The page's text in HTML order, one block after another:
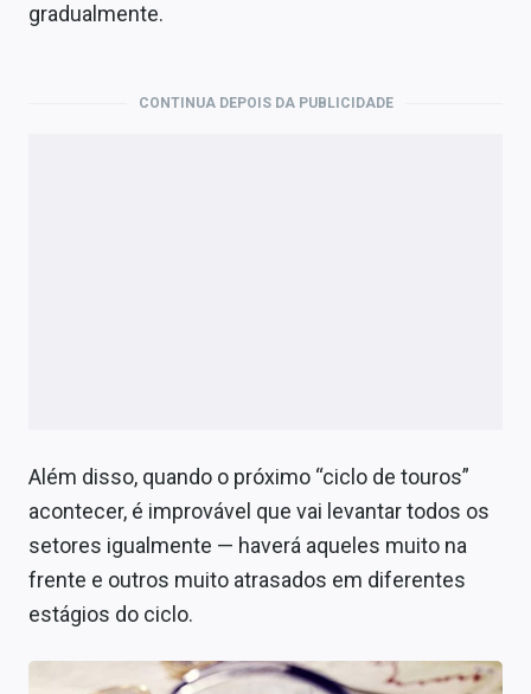
gradualmente.
CONTINUA DEPOIS DA PUBLICIDADE
Além disso, quando o próximo “ciclo de touros”
acontecer, é improvável que vai levantar todos os
setores igualmente — haverá aqueles muito na
frente e outros muito atrasados em diferentes
estágios do ciclo.